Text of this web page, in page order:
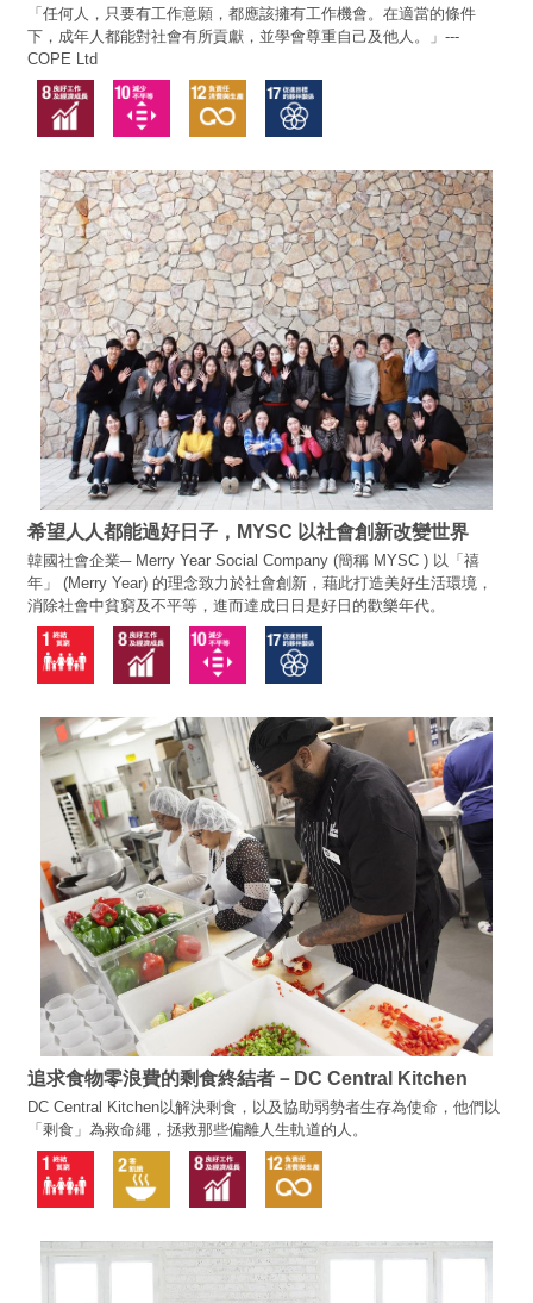
「任何人，只要有工作意願，都應該擁有工作機會。在適當的條件
下，成年人都能對社會有所貢獻，並學會尊重自己及他人。」---
COPE Ltd
希望人人都能過好日子，MYSC 以社會創新改變世界
韓國社會企業─ Merry Year Social Company (簡稱 MYSC ) 以「禧
年」 (Merry Year) 的理念致力於社會創新，藉此打造美好生活環境，
消除社會中貧窮及不平等，進而達成日日是好日的歡樂年代。
追求食物零浪費的剩食終結者－DC Central Kitchen
DC Central Kitchen以解決剩食，以及協助弱勢者生存為使命，他們以
「剩食」為救命繩，拯救那些偏離人生軌道的人。